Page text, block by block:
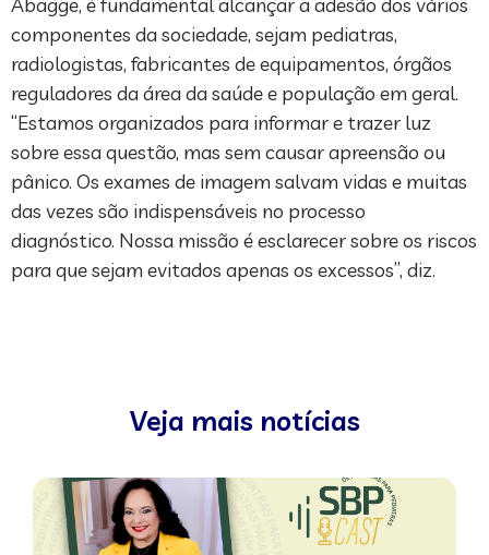
Abagge, é fundamental alcançar a adesão dos vários
componentes da sociedade, sejam pediatras,
radiologistas, fabricantes de equipamentos, órgãos
reguladores da área da saúde e população em geral.
“Estamos organizados para informar e trazer luz
sobre essa questão, mas sem causar apreensão ou
pânico. Os exames de imagem salvam vidas e muitas
das vezes são indispensáveis no processo
diagnóstico. Nossa missão é esclarecer sobre os riscos
para que sejam evitados apenas os excessos”, diz.
Veja mais notícias